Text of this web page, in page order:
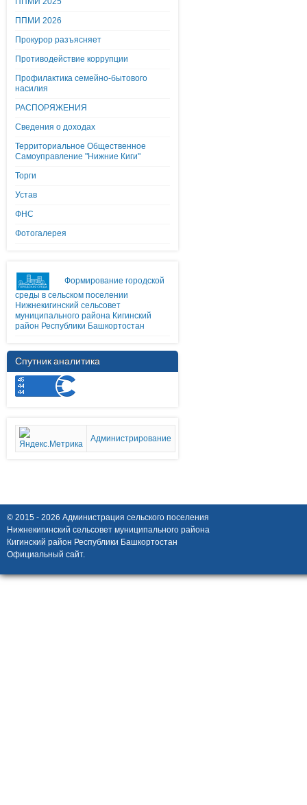
ППМИ 2026
Прокурор разъясняет
Противодействие коррупции
Профилактика семейно-бытового
насилия
РАСПОРЯЖЕНИЯ
Сведения о доходах
Территориальное Общественное
Самоуправление "Нижние Киги"
Торги
Устав
ФНС
Фотогалерея
Формирование городской
среды в сельском поселении
Нижнекигинский сельсовет
муниципального района Кигинский
район Республики Башкортостан
Спутник аналитика
Администрирование
© 2015 - 2026 Администрация сельского поселения
Нижнекигинский сельсовет муниципального района
Кигинский район Республики Башкортостан
Официальный сайт.